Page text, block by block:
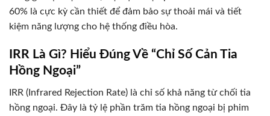
60% là cực kỳ cần thiết để đảm bảo sự thoải mái và tiết
kiệm năng lượng cho hệ thống điều hòa.
IRR Là Gì? Hiểu Đúng Về “Chỉ Số Cản Tia
Hồng Ngoại”
IRR (Infrared Rejection Rate) là chỉ số khả năng từ chối tia
hồng ngoại. Đây là tỷ lệ phần trăm tia hồng ngoại bị phim